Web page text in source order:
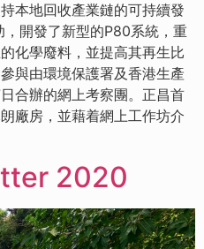
本地回收產業鏈的可持續發
開發了新型的P80系統，重
化學廢料，並提高其再生比
與由環境保護署及香港生產
合辦的網上考察團。正昌首
廠房，並藉着網上工作坊介
2020